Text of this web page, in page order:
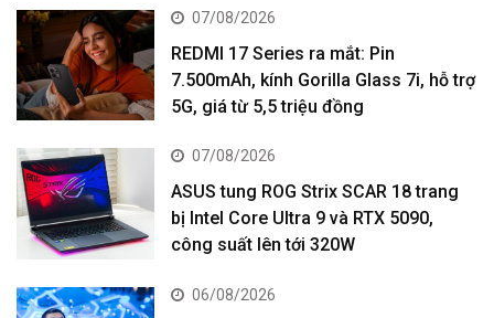
07/08/2026
REDMI 17 Series ra mắt: Pin
7.500mAh, kính Gorilla Glass 7i, hỗ trợ
5G, giá từ 5,5 triệu đồng
07/08/2026
ASUS tung ROG Strix SCAR 18 trang
bị Intel Core Ultra 9 và RTX 5090,
công suất lên tới 320W
06/08/2026